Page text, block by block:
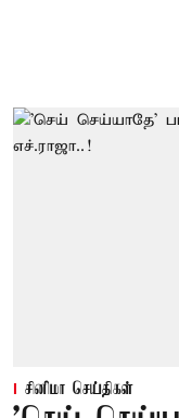
சினிமா செய்திகள்